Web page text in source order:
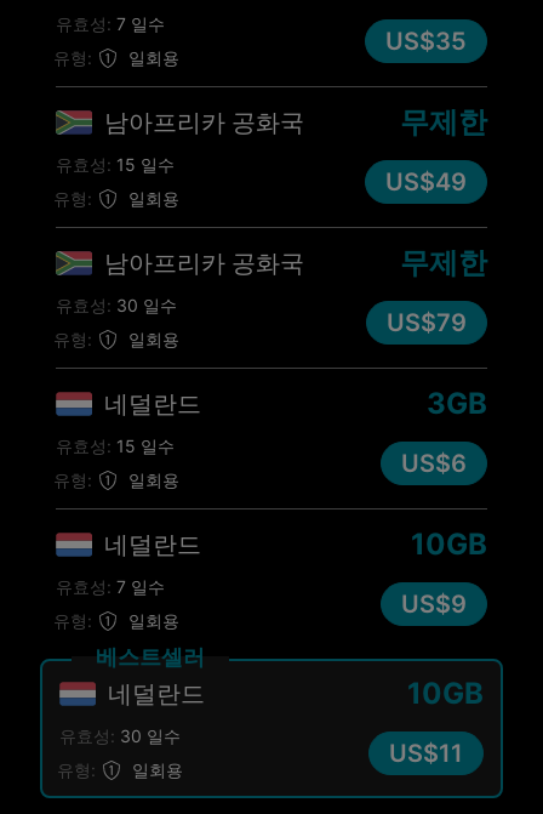
유형: 일회용
유효성: 7 일수
US$35
남아프리카 공화국
유형: 일회용
무제한
유효성: 15 일수
US$49
남아프리카 공화국
유형: 일회용
무제한
유효성: 30 일수
US$79
네덜란드
유형: 일회용
3GB
유효성: 15 일수
US$6
네덜란드
유형: 일회용
10GB
유효성: 7 일수
US$9
네덜란드
유형: 일회용
10GB
유효성: 30 일수
US$11
베스트셀러